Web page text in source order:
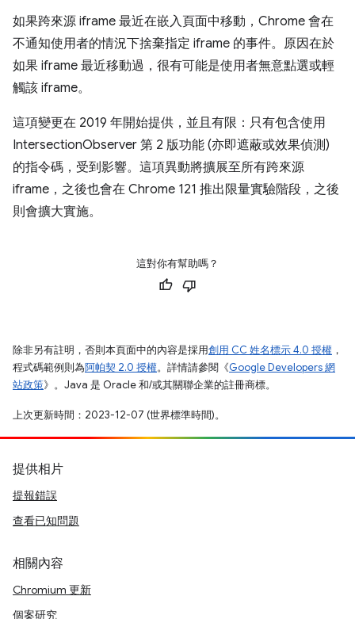
如果跨來源 iframe 最近在嵌入頁面中移動，Chrome 會在
不通知使用者的情況下捨棄指定 iframe 的事件。原因在於
如果 iframe 最近移動過，很有可能是使用者無意點選或輕
觸該 iframe。
這項變更在 2019 年開始提供，並且有限：只有包含使用
IntersectionObserver 第 2 版功能 (亦即遮蔽或效果偵測)
的指令碼，受到影響。這項異動將擴展至所有跨來源
iframe，之後也會在 Chrome 121 推出限量實驗階段，之後
則會擴大實施。
這對你有幫助嗎？
除非另有註明，否則本頁面中的內容是採用創用 CC 姓名標示 4.0 授權 ，
程式碼範例則為阿帕契 2.0 授權。詳情請參閱《Google Developers 網
站政策》。Java 是 Oracle 和/或其關聯企業的註冊商標。
上次更新時間：2023-12-07 (世界標準時間)。
提供相片
提報錯誤
查看已知問題
相關內容
Chromium 更新
個案研究